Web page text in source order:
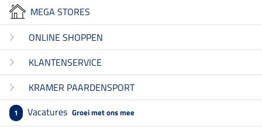
MEGA STORES
ONLINE SHOPPEN
KLANTENSERVICE
KRAMER PAARDENSPORT
1 Vacatures Groei met ons mee